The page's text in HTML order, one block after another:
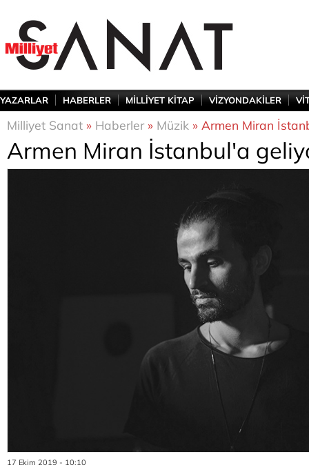
YAZARLAR HABERLER MİLLİYET KİTAP VİZYONDAKİLER
Milliyet Sanat » Haberler» Müzik » Armen Miran
Armen Miran İstanbul'a
17 Ekim 2019 - 10:10